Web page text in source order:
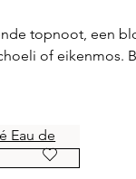
topnoot, een
of eikenmos.